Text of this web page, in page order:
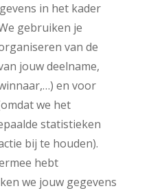
in het kader
gebruiken je
van de
jouw deelname,
en voor
we het
statistieken
bij te houden).
hebt
we jouw gegevens